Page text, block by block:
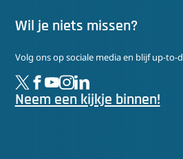
Wil je niets missen?
Volg ons op sociale media en blijf up-to-
Neem een kijkje binnen!